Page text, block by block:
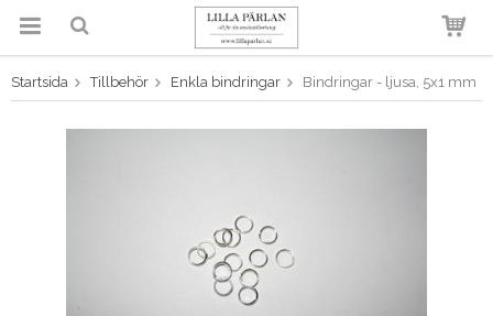
Produkten har blivit tillagd i
varukorgen
Startsida Tillbehör Enkla bindringar Bindringar - ljusa, 5x1 mm